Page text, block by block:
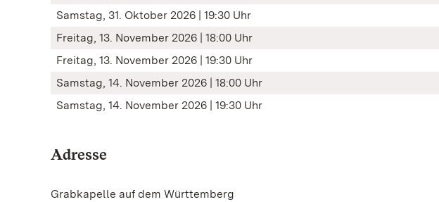
Samstag, 31. Oktober 2026 | 19:30 Uhr
Freitag, 13. November 2026 | 18:00 Uhr
Freitag, 13. November 2026 | 19:30 Uhr
Samstag, 14. November 2026 | 18:00 Uhr
Samstag, 14. November 2026 | 19:30 Uhr
Adresse
Grabkapelle auf dem Württemberg